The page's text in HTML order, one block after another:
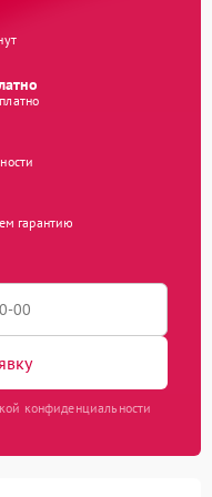
гарантию
конфиденциальности